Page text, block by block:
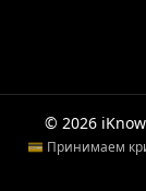
© 2026
💳 Принимаем